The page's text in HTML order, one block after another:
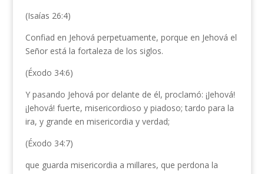
(Isaías 26:4)
Confiad en Jehová perpetuamente, porque en Jehová el
Señor está la fortaleza de los siglos.
(Éxodo 34:6)
Y pasando Jehová por delante de él, proclamó: ¡Jehová!
¡Jehová! fuerte, misericordioso y piadoso; tardo para la
ira, y grande en misericordia y verdad;
(Éxodo 34:7)
que guarda misericordia a millares, que perdona la